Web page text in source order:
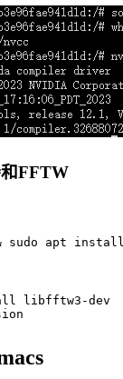
FFTW
sudo apt install
libfftw3-dev